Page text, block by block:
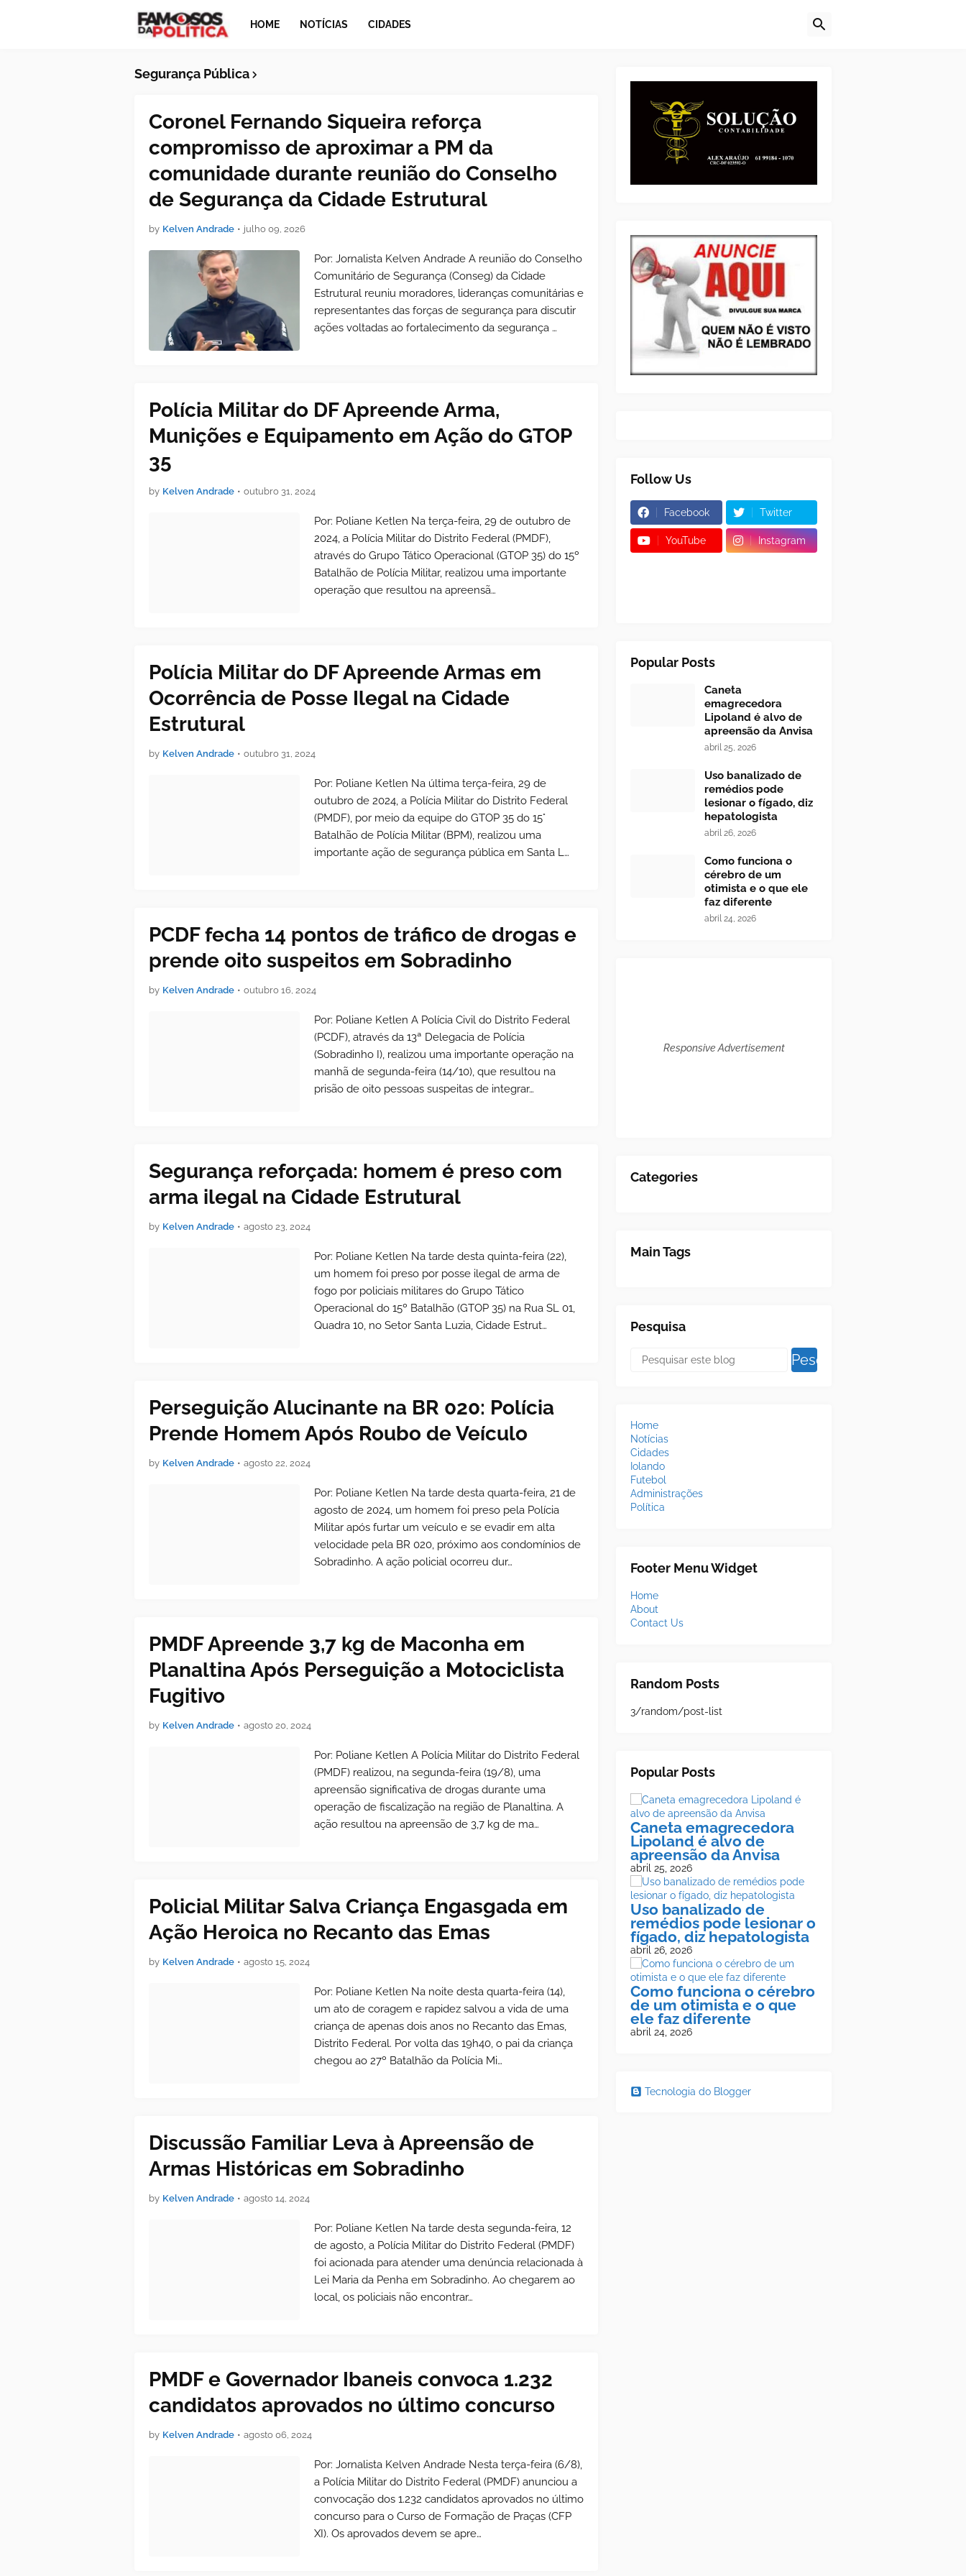
HOME NOTÍCIAS CIDADES
Segurança Pública
Coronel Fernando Siqueira reforça
compromisso de aproximar a PM da
comunidade durante reunião do Conselho
de Segurança da Cidade Estrutural
by Kelven Andrade • julho 09, 2026
Por: Jornalista Kelven Andrade A reunião do Conselho
Comunitário de Segurança (Conseg) da Cidade
Estrutural reuniu moradores, lideranças comunitárias e
representantes das forças de segurança para discutir
ações voltadas ao fortalecimento da segurança …
Polícia Militar do DF Apreende Arma,
Munições e Equipamento em Ação do GTOP
35
by Kelven Andrade • outubro 31, 2024
Por: Poliane Ketlen Na terça-feira, 29 de outubro de
2024, a Polícia Militar do Distrito Federal (PMDF),
através do Grupo Tático Operacional (GTOP 35) do 15º
Batalhão de Polícia Militar, realizou uma importante
operação que resultou na apreensã…
Polícia Militar do DF Apreende Armas em
Ocorrência de Posse Ilegal na Cidade
Estrutural
by Kelven Andrade • outubro 31, 2024
Por: Poliane Ketlen Na última terça-feira, 29 de
outubro de 2024, a Polícia Militar do Distrito Federal
(PMDF), por meio da equipe do GTOP 35 do 15°
Batalhão de Polícia Militar (BPM), realizou uma
importante ação de segurança pública em Santa L…
PCDF fecha 14 pontos de tráfico de drogas e
prende oito suspeitos em Sobradinho
by Kelven Andrade • outubro 16, 2024
Por: Poliane Ketlen A Polícia Civil do Distrito Federal
(PCDF), através da 13ª Delegacia de Polícia
(Sobradinho I), realizou uma importante operação na
manhã de segunda-feira (14/10), que resultou na
prisão de oito pessoas suspeitas de integrar…
Segurança reforçada: homem é preso com
arma ilegal na Cidade Estrutural
by Kelven Andrade • agosto 23, 2024
Por: Poliane Ketlen Na tarde desta quinta-feira (22),
um homem foi preso por posse ilegal de arma de
fogo por policiais militares do Grupo Tático
Operacional do 15º Batalhão (GTOP 35) na Rua SL 01,
Quadra 10, no Setor Santa Luzia, Cidade Estrut…
Perseguição Alucinante na BR 020: Polícia
Prende Homem Após Roubo de Veículo
by Kelven Andrade • agosto 22, 2024
Por: Poliane Ketlen Na tarde desta quarta-feira, 21 de
agosto de 2024, um homem foi preso pela Polícia
Militar após furtar um veículo e se evadir em alta
velocidade pela BR 020, próximo aos condomínios de
Sobradinho. A ação policial ocorreu dur…
PMDF Apreende 3,7 kg de Maconha em
Planaltina Após Perseguição a Motociclista
Fugitivo
by Kelven Andrade • agosto 20, 2024
Por: Poliane Ketlen A Polícia Militar do Distrito Federal
(PMDF) realizou, na segunda-feira (19/8), uma
apreensão significativa de drogas durante uma
operação de fiscalização na região de Planaltina. A
ação resultou na apreensão de 3,7 kg de ma…
Policial Militar Salva Criança Engasgada em
Ação Heroica no Recanto das Emas
by Kelven Andrade • agosto 15, 2024
Por: Poliane Ketlen Na noite desta quarta-feira (14),
um ato de coragem e rapidez salvou a vida de uma
criança de apenas dois anos no Recanto das Emas,
Distrito Federal. Por volta das 19h40, o pai da criança
chegou ao 27º Batalhão da Polícia Mi…
Discussão Familiar Leva à Apreensão de
Armas Históricas em Sobradinho
by Kelven Andrade • agosto 14, 2024
Por: Poliane Ketlen Na tarde desta segunda-feira, 12
de agosto, a Polícia Militar do Distrito Federal (PMDF)
foi acionada para atender uma denúncia relacionada à
Lei Maria da Penha em Sobradinho. Ao chegarem ao
local, os policiais não encontrar…
PMDF e Governador Ibaneis convoca 1.232
candidatos aprovados no último concurso
by Kelven Andrade • agosto 06, 2024
Por: Jornalista Kelven Andrade Nesta terça-feira (6/8),
a Polícia Militar do Distrito Federal (PMDF) anunciou a
convocação dos 1.232 candidatos aprovados no último
concurso para o Curso de Formação de Praças (CFP
XI). Os aprovados devem se apre…
Follow Us
Facebook Twitter
YouTube Instagram
Popular Posts
Caneta
emagrecedora
Lipoland é alvo de
apreensão da Anvisa
abril 25, 2026
Uso banalizado de
remédios pode
lesionar o fígado, diz
hepatologista
abril 26, 2026
Como funciona o
cérebro de um
otimista e o que ele
faz diferente
abril 24, 2026
Responsive Advertisement
Categories
Main Tags
Pesquisa
Home
Notícias
Cidades
Iolando
Futebol
Administrações
Política
Footer Menu Widget
Home
About
Contact Us
Random Posts
3/random/post-list
Popular Posts
Caneta emagrecedora
Lipoland é alvo de
apreensão da Anvisa
abril 25, 2026
Uso banalizado de
remédios pode lesionar o
fígado, diz hepatologista
abril 26, 2026
Como funciona o cérebro
de um otimista e o que
ele faz diferente
abril 24, 2026
Tecnologia do Blogger